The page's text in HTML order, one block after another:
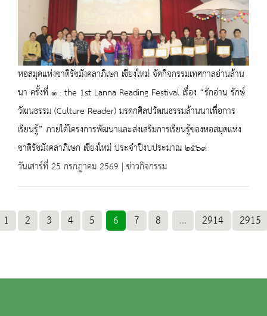
หอสมุดแห่งชาติรัชมังคลาภิเษก เชียงใหม่ จัดกิจกรรมเทศกาลอ่านล้าน
นา ครั้งที่ ๑ : the 1st Lanna Reading Festival เรื่อง “รักอ่าน รักษ์
วัฒนธรรม (Culture Reader) มรดกศิลปวัฒนธรรมล้านนาเพื่อการ
เรียนรู้” ภายใต้โครงการพัฒนาและส่งเสริมการเรียนรู้ของหอสมุดแห่ง
ชาติรัชมังคลาภิเษก เชียงใหม่ ประจำปีงบประมาณ ๒๕๖๙
วันเสาร์ที่ 25 กรกฎาคม 2569 | ข่าวกิจกรรม
1 2 3 4 5 6 7 8 ... 2914 2915